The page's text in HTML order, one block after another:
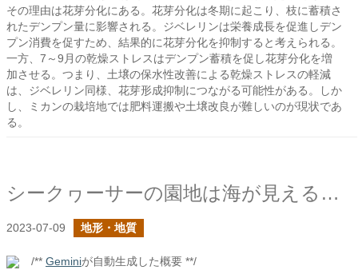
その理由は花芽分化にある。花芽分化は冬期に起こり、枝に蓄積さ
れたデンプン量に影響される。ジベレリンは栄養成長を促進しデン
プン消費を促すため、結果的に花芽分化を抑制すると考えられる。
一方、7～9月の乾燥ストレスはデンプン蓄積を促し花芽分化を増
加させる。つまり、土壌の保水性改善による乾燥ストレスの軽減
は、ジベレリン同様、花芽形成抑制につながる可能性がある。しか
し、ミカンの栽培地では肥料運搬や土壌改良が難しいのが現状であ
る。
シークヮーサーの園地は海が見える山のところ
2023-07-09 地形・地質
/** Geminiが自動生成した概要 **/